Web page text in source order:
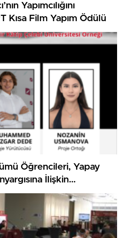
Yapımcılığını
Kısa Film Yapım Ödülü
Öğrencileri, Yapay
İlişkin
Araştıracak